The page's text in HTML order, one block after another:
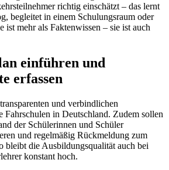
richtig einschätzt – das lernt
begleitet in einem Schulungsraum oder
ist mehr als Faktenwissen – sie ist auch
einführen und
erfassen
und verbindlichen
Fahrschulen in Deutschland. Zudem sollen
der Schülerinnen und Schüler
und regelmäßig Rückmeldung zum
bleibt die Ausbildungsqualität auch bei
konstant hoch.